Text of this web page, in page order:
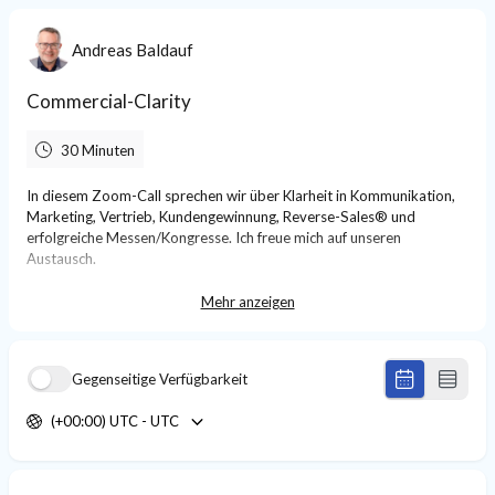
Andreas Baldauf
Commercial-Clarity
30 Minuten
In diesem Zoom-Call sprechen wir über Klarheit in Kommunikation,
Marketing, Vertrieb, Kundengewinnung, Reverse-Sales® und
erfolgreiche Messen/Kongresse. Ich freue mich auf unseren
Austausch.
Kostenfrei und unverbindlich.Mehr anzeigen
Gegenseitige Verfügbarkeit
(+00:00) UTC - UTC